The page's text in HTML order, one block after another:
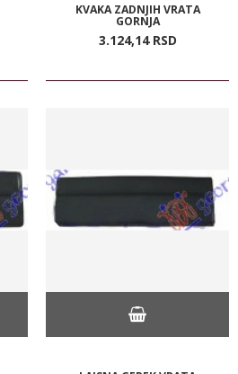
KVAKA ZADNJIH VRATA
GORNJA
3.124,14 RSD